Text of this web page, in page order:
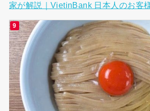
家が解説｜VietinBank 日本人のお客